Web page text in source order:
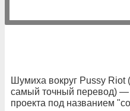
Шумиха вокруг Pussy
самый точный перевод)
проекта под названием